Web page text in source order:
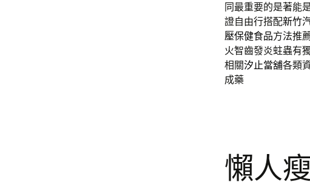
同最重要的是著能
證自由行搭配新竹
壓保健食品方法推
火智齒發炎蛀蟲有
相關汐止當舖各類
成藥
懶人